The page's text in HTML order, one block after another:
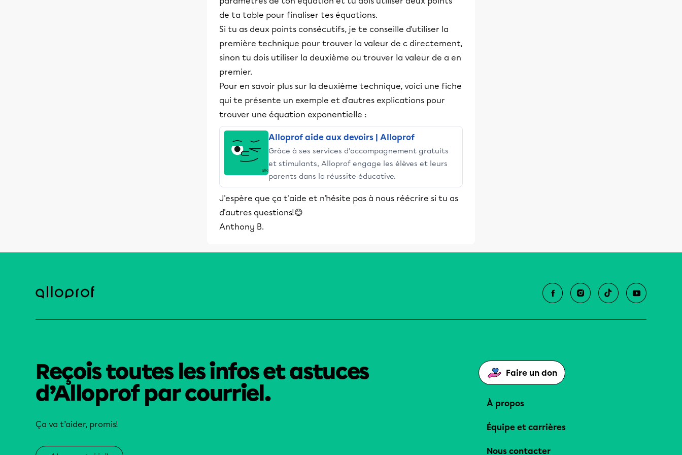
de ta table pour finaliser tes équations.
Si tu as deux points consécutifs, je te conseille d'utiliser la
première technique pour trouver la valeur de c directement,
sinon tu dois utiliser la deuxième ou trouver la valeur de a en
premier.
Pour en savoir plus sur la deuxième technique, voici une fiche
qui te présente un exemple et d'autres explications pour
trouver une équation exponentielle :
Alloprof aide aux devoirs | Alloprof
Grâce à ses services d’accompagnement gratuits
et stimulants, Alloprof engage les élèves et leurs
parents dans la réussite éducative.
J'espère que ça t'aide et n'hésite pas à nous réécrire si tu as
d'autres questions!😊
Anthony B.
Reçois toutes les infos et astuces
d’Alloprof par courriel.
Ça va t’aider, promis!
Faire un don
À propos
Équipe et carrières
Nous contacter